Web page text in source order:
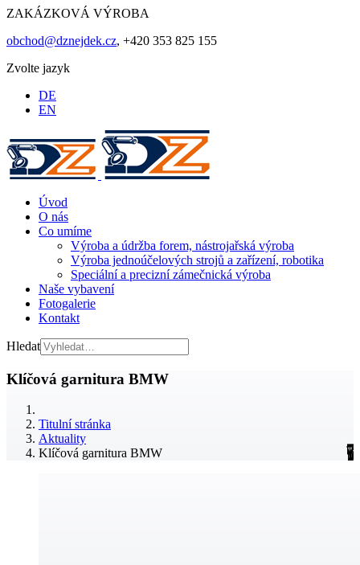
ZAKÁZKOVÁ VÝROBA
obchod@dznejdek.cz, +420 353 825 155
Zvolte jazyk
DE
EN
Úvod
O nás
Co umíme
Výroba a údržba forem, nástrojařská výroba
Výroba jednoúčelových strojů a zařízení, robotika
Speciální a precizní zámečnická výroba
Naše vybavení
Fotogalerie
Kontakt
Hledat
Klíčová garnitura BMW
Titulní stránka
Aktuality
Klíčová garnitura BMW